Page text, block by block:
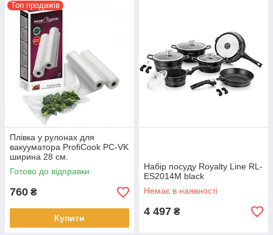
Топ продажів
Плівка у рулонах для
вакууматора ProfiCook PC-VK
ширина 28 см.
Готово до відправки
760 ₴
Купити
Набір посуду Royalty Line RL-
ES2014M black
Немає в наявності
4 497 ₴